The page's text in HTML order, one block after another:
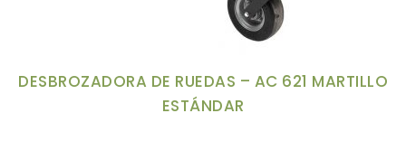
DESBROZADORA DE RUEDAS – AC 621 MARTILLO
ESTÁNDAR